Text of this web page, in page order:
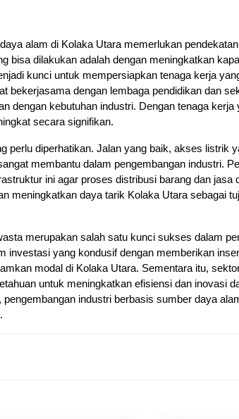
alam di Kolaka Utara memerlukan
bisa dilakukan adalah dengan meningkatkan
kunci untuk mempersiapkan tenaga kerja
bekerjasama dengan lembaga pendidikan dan
dengan kebutuhan industri. Dengan tenaga kerja
secara signifikan.
perlu diperhatikan. Jalan yang baik, akses listrik
membantu dalam pengembangan industri.
ini agar proses distribusi barang dan jasa
meningkatkan daya tarik Kolaka Utara sebagai
merupakan salah satu kunci sukses dalam
investasi yang kondusif dengan memberikan
modal di Kolaka Utara. Sementara itu,
untuk meningkatkan efisiensi dan inovasi
industri berbasis sumber daya